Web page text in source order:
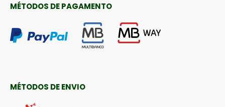
MÉTODOS DE PAGAMENTO
MÉTODOS DE ENVIO